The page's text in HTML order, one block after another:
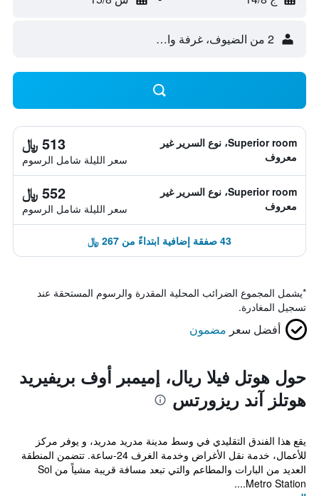
2 من الضيوف، غرفة واحدة
Superior room، نوع السرير غير
معروف
513 ﷼
سعر الليلة شامل الرسوم
Superior room، نوع السرير غير
معروف
552 ﷼
سعر الليلة شامل الرسوم
43 صفقة إضافية ابتداءً من 267 ﷼
*يشمل المجموع الضرائب المحلية المقدرة والرسوم المستحقة عند
تسجيل المغادرة.
أفضل سعر مضمون
حول هوتل فيلا ريال، إميمبر أوف بريفيريد
هوتلز آند ريزورتس
يقع هذا الفندق التقليدي في وسط مدينة مدريد مدريد، و يوفر مركز
للأعمال، خدمة نقل الأغراض وخدمة الغرف 24-ساعة. تتضمن المنطقة
العديد من البارات والمطاعم والتي تبعد مسافة قريبة مشياً من Sol
Metro Station....